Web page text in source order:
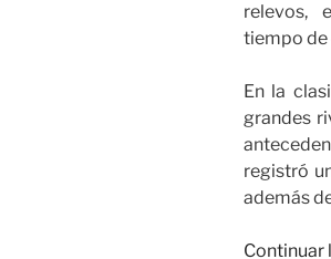
relevos,
tiempo de
En la
grandes
registró
además
Continuar